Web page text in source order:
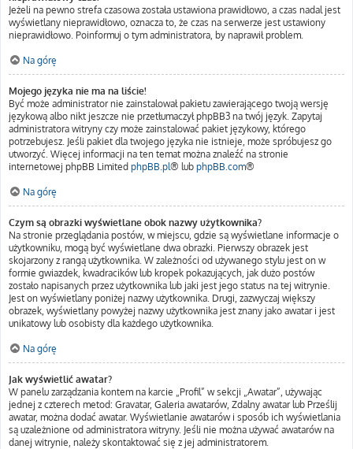
Jeżeli na pewno strefa czasowa została ustawiona prawidłowo, a czas nadal jest
wyświetlany nieprawidłowo, oznacza to, że czas na serwerze jest ustawiony
nieprawidłowo. Poinformuj o tym administratora, by naprawił problem.
Na górę
Mojego języka nie ma na liście!
Być może administrator nie zainstalował pakietu zawierającego twoją wersję
językową albo nikt jeszcze nie przetłumaczył phpBB3 na twój język. Zapytaj
administratora witryny czy może zainstalować pakiet językowy, którego
potrzebujesz. Jeśli pakiet dla twojego języka nie istnieje, może spróbujesz go
utworzyć. Więcej informacji na ten temat można znaleźć na stronie
internetowej phpBB Limited phpBB.pl® lub phpBB.com®
Na górę
Czym są obrazki wyświetlane obok nazwy użytkownika?
Na stronie przeglądania postów, w miejscu, gdzie są wyświetlane informacje o
użytkowniku, mogą być wyświetlane dwa obrazki. Pierwszy obrazek jest
skojarzony z rangą użytkownika. W zależności od używanego stylu jest on w
formie gwiazdek, kwadracików lub kropek pokazujących, jak dużo postów
zostało napisanych przez użytkownika lub jaki jest jego status na tej witrynie.
Jest on wyświetlany poniżej nazwy użytkownika. Drugi, zazwyczaj większy
obrazek, wyświetlany powyżej nazwy użytkownika jest znany jako awatar i jest
unikatowy lub osobisty dla każdego użytkownika.
Na górę
Jak wyświetlić awatar?
W panelu zarządzania kontem na karcie „Profil” w sekcji „Awatar”, używając
jednej z czterech metod: Gravatar, Galeria awatarów, Zdalny awatar lub Prześlij
awatar, można dodać awatar. Wyświetlanie awatarów i sposób ich wyświetlania
są uzależnione od administratora witryny. Jeśli nie można używać awatarów na
danej witrynie, należy skontaktować się z jej administratorem.